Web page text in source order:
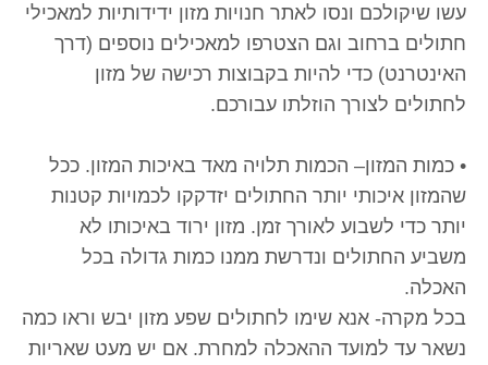
עשו שיקולכם ונסו לאתר חנויות מזון ידידותיות למאכילי
חתולים ברחוב וגם הצטרפו למאכילים נוספים (דרך
האינטרנט) כדי להיות בקבוצות רכישה של מזון
לחתולים לצורך הוזלתו עבורכם.
• כמות המזון– הכמות תלויה מאד באיכות המזון. ככל
שהמזון איכותי יותר החתולים יזדקקו לכמויות קטנות
יותר כדי לשבוע לאורך זמן. מזון ירוד באיכותו לא
משביע החתולים ונדרשת ממנו כמות גדולה בכל
האכלה.
בכל מקרה- אנא שימו לחתולים שפע מזון יבש וראו כמה
נשאר עד למועד ההאכלה למחרת. אם יש מעט שאריות